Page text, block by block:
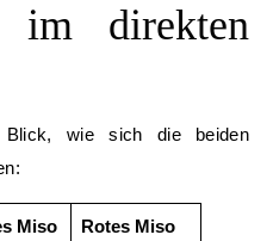
im direkten
wie sich die beiden
Miso
Rotes Miso